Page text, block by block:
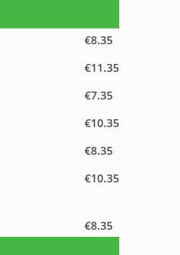
€8.35
€11.35
€7.35
€10.35
€8.35
€10.35
€8.35